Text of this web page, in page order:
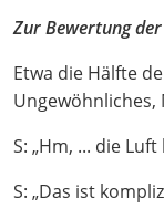
Zur Bewertung
Etwa die Hälfte
S: „Hm, ... die
S: „Das ist